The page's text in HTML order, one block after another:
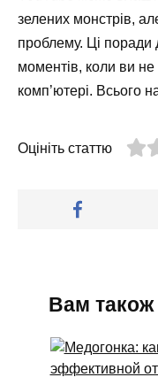
зелених монстрів,
проблему. Ці поради
моментів, коли ви
комп’ютері. Всього
Оцініть статтю
Вам